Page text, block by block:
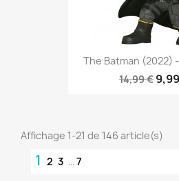
The Batman (2022)
14,99 €
Affichage 1-21 de 146 article(s)
1 2 3 … 7